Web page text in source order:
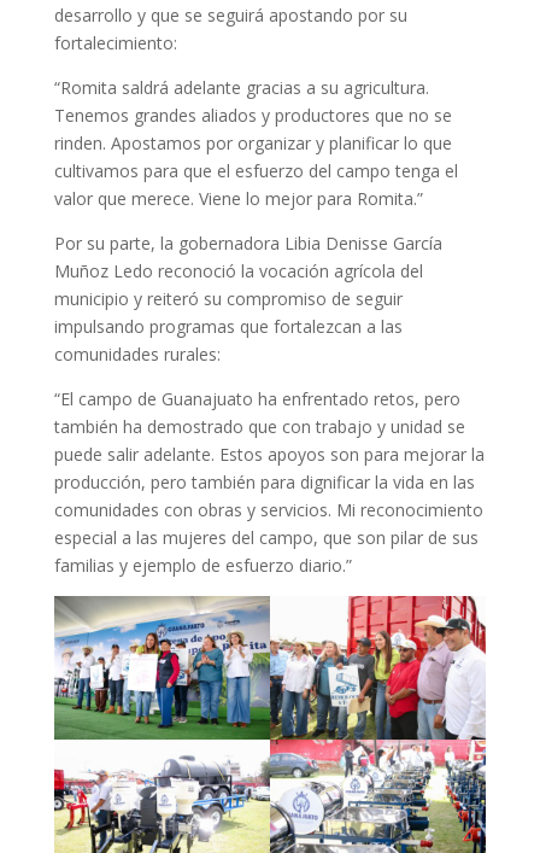
desarrollo y que se seguirá apostando por su
fortalecimiento:
“Romita saldrá adelante gracias a su agricultura.
Tenemos grandes aliados y productores que no se
rinden. Apostamos por organizar y planificar lo que
cultivamos para que el esfuerzo del campo tenga el
valor que merece. Viene lo mejor para Romita.”
Por su parte, la gobernadora Libia Denisse García
Muñoz Ledo reconoció la vocación agrícola del
municipio y reiteró su compromiso de seguir
impulsando programas que fortalezcan a las
comunidades rurales:
“El campo de Guanajuato ha enfrentado retos, pero
también ha demostrado que con trabajo y unidad se
puede salir adelante. Estos apoyos son para mejorar la
producción, pero también para dignificar la vida en las
comunidades con obras y servicios. Mi reconocimiento
especial a las mujeres del campo, que son pilar de sus
familias y ejemplo de esfuerzo diario.”